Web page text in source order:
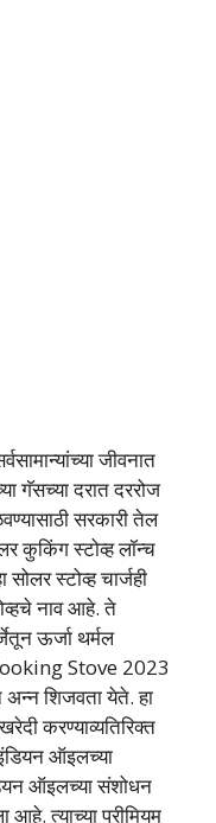
जीवनात
गॅसच्या दरात दररोज
सरकारी तेल
कुकिंग स्टोव्ह लॉन्च
स्टोव्ह चार्जही
नाव आहे. ते
ऊर्जा थर्मल
Stove 2023
अन्न शिजवता येते. हा
करण्याव्यतिरिक्त
ऑइलच्या
ऑइलच्या संशोधन
त्याच्या प्रीमियम